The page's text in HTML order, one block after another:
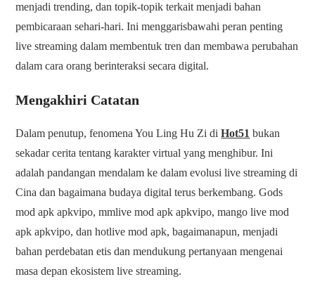
menjadi trending, dan topik-topik terkait menjadi bahan
pembicaraan sehari-hari. Ini menggarisbawahi peran penting
live streaming dalam membentuk tren dan membawa perubahan
dalam cara orang berinteraksi secara digital.
Mengakhiri Catatan
Dalam penutup, fenomena You Ling Hu Zi diHot51 bukan
sekadar cerita tentang karakter virtual yang menghibur. Ini
adalah pandangan mendalam ke dalam evolusi live streaming di
Cina dan bagaimana budaya digital terus berkembang. Gods
mod apk apkvipo, mmlive mod apk apkvipo, mango live mod
apk apkvipo, dan hotlive mod apk, bagaimanapun, menjadi
bahan perdebatan etis dan mendukung pertanyaan mengenai
masa depan ekosistem live streaming.